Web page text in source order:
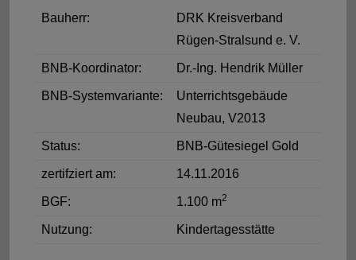
Bauherr:
DRK Kreisverband
Rügen-Stralsund e. V.
BNB-Koordinator: Dr.-Ing. Hendrik Müller
BNB-Systemvariante:
Unterrichtsgebäude
Neubau, V2013
Status: BNB-Gütesiegel Gold
zertifziert am: 14.11.2016
BGF: 1.100 m2
Nutzung: Kindertagesstätte